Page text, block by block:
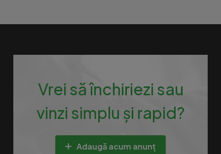
Vrei să închiriezi sau
vinzi simplu și rapid?
Adaugă acum anunț